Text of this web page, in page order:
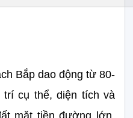
Bắp dao động từ 80-
trí cụ thể, diện tích và
mặt tiền đường lớn,